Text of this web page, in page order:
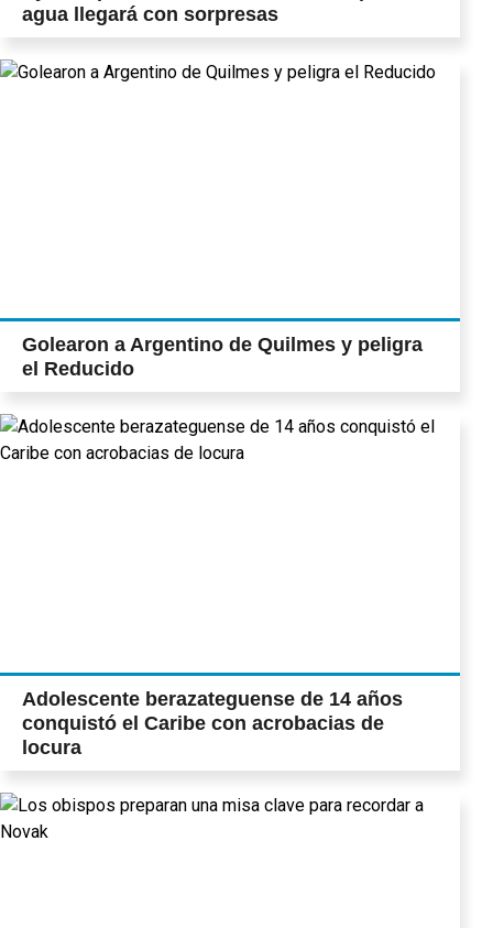
agua llegará con sorpresas
Golearon a Argentino de Quilmes y peligra
el Reducido
Adolescente berazateguense de 14 años
conquistó el Caribe con acrobacias de
locura